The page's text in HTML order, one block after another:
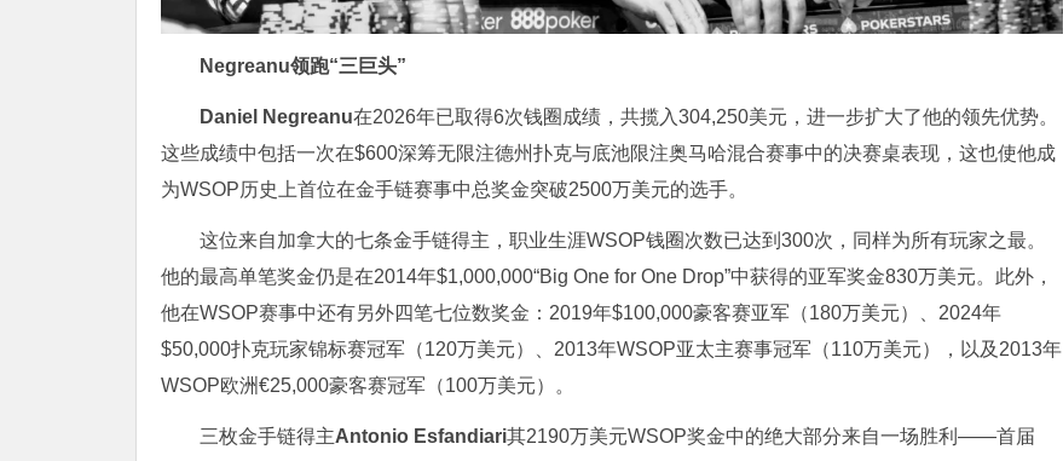
Negreanu领跑“三巨头”
Daniel Negreanu在2026年已取得6次钱圈成绩，共揽入304,250美元，进一步扩大了他的领先优势。
这些成绩中包括一次在$600深筹无限注德州扑克与底池限注奥马哈混合赛事中的决赛桌表现，这也使他成
为WSOP历史上首位在金手链赛事中总奖金突破2500万美元的选手。
这位来自加拿大的七条金手链得主，职业生涯WSOP钱圈次数已达到300次，同样为所有玩家之最。
他的最高单笔奖金仍是在2014年$1,000,000“Big One for One Drop”中获得的亚军奖金830万美元。此外，
他在WSOP赛事中还有另外四笔七位数奖金：2019年$100,000豪客赛亚军（180万美元）、2024年
$50,000扑克玩家锦标赛冠军（120万美元）、2013年WSOP亚太主赛事冠军（110万美元），以及2013年
WSOP欧洲€25,000豪客赛冠军（100万美元）。
三枚金手链得主Antonio Esfandiari其2190万美元WSOP奖金中的绝大部分来自一场胜利——首届